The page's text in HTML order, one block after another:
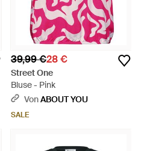
39,99 €28 €
Street One
Bluse - Pink
VonABOUT YOU
SALE